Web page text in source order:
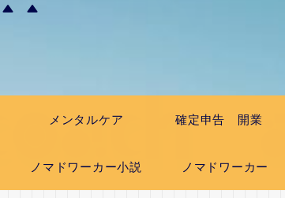
メンタルケア 確定申告 開業
ノマドワーカー小説 ノマドワーカー